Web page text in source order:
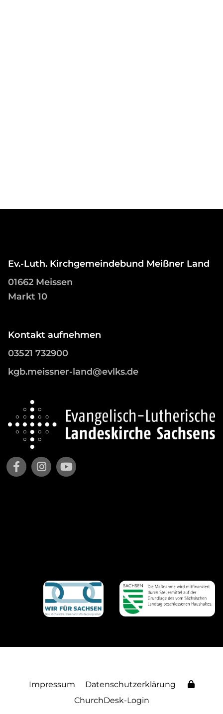
Ev.-Luth. Kirchgemeindebund Meißner Land
01662 Meissen
Markt 10
Kontakt aufnehmen
03521 732900
kgb.meissner-land@evlks.de
Impressum
Datenschutzerklärung
ChurchDesk-Login